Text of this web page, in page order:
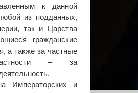
к данной
из подданных,
так и Царства
гражданские
а также за частные
– за
Императорских и